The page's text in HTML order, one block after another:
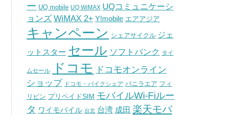
ー UQ mobile UQ WiMAX UQコミュニケーシ
ョンズ WiMAX 2+ Y!mobile エアアジア
キャンペーン シェアサイクル ジェ
ットスター セール ソフトバンク タイ
ムセール ドコモ
ドコモオンライン
ショップ ドコモ・バイクシェア バニラエア フィ
リピン プリペイドSIM モバイルWi-Fiルー
タ ワイモバイル 台北 台湾 成田 楽天モバ